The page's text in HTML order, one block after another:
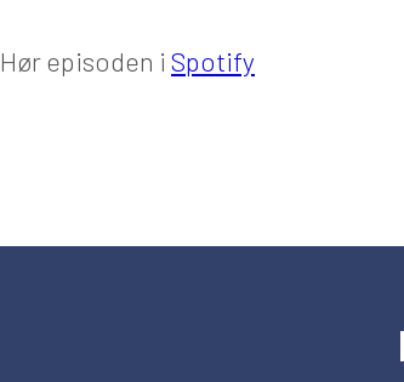
Hør episoden i Spotify